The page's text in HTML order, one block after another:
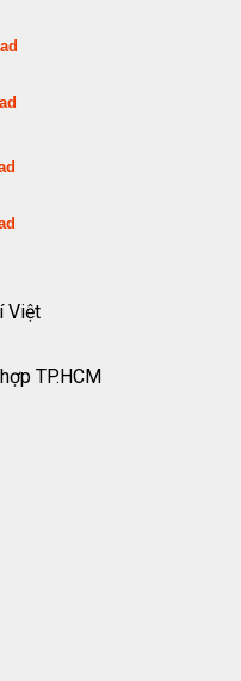
Việt
TP.HCM